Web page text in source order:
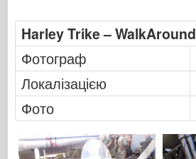
Набори
Harley Trike – WalkAround
Фотограф
Локалізацією
Фото